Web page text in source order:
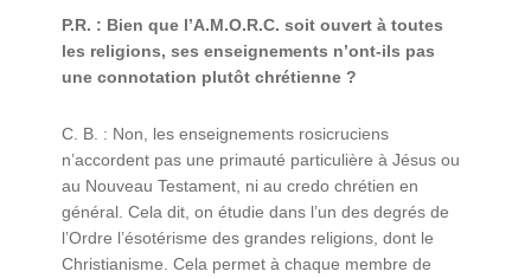
P.R. : Bien que l’A.M.O.R.C. soit ouvert à toutes
les religions, ses enseignements n’ont-ils pas
une connotation plutôt chrétienne ?
C. B. : Non, les enseignements rosicruciens
n’accordent pas une primauté particulière à Jésus ou
au Nouveau Testament, ni au credo chrétien en
général. Cela dit, on étudie dans l’un des degrés de
l’Ordre l’ésotérisme des grandes religions, dont le
Christianisme. Cela permet à chaque membre de